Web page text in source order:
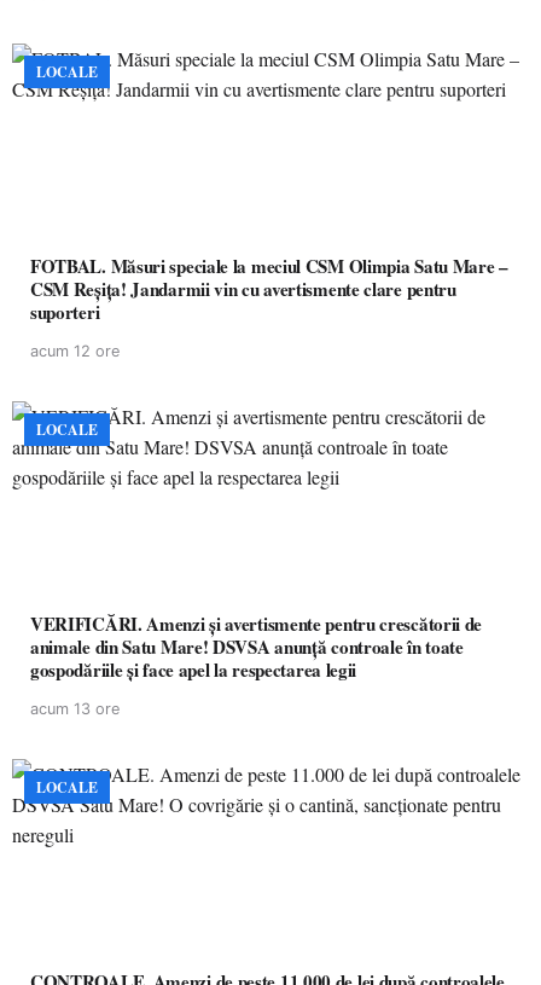
LOCALE
FOTBAL. Măsuri speciale la meciul CSM Olimpia Satu Mare –
CSM Reșița! Jandarmii vin cu avertismente clare pentru
suporteri
acum 12 ore
LOCALE
VERIFICĂRI. Amenzi și avertismente pentru crescătorii de
animale din Satu Mare! DSVSA anunță controale în toate
gospodăriile și face apel la respectarea legii
acum 13 ore
LOCALE